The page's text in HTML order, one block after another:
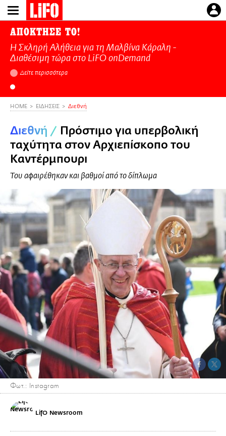
Παράκαμψη
προς
κυρίως
περιεχόμενο
ΑΠΟΚΤΗΣΕ ΤΟ!
Η Σκληρή Αλήθεια για τη Μαλβίνα Κάραλη -
Διαθέσιμη τώρα στo LiFO onDemand
Δείτε περισσότερα
HOME ΕΙΔΗΣΕΙΣ Διεθνή
Διεθνή / Πρόστιμο για υπερβολική
ταχύτητα στον Αρχιεπίσκοπο του
Καντέρμπουρι
Του αφαιρέθηκαν και βαθμοί από το δίπλωμα
Φωτ.: Instagram
LifO Newsroom